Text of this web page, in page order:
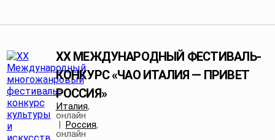
XX МЕЖДУНАРОДНЫЙ ФЕСТИВАЛЬ-
КОНКУРС «ЧАО ИТАЛИЯ — ПРИВЕТ
РОССИЯ»
Италия,
онлайн
| Россия,
онлайн